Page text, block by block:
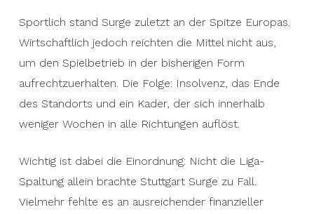
Sportlich stand Surge zuletzt an der Spitze Europas.
Wirtschaftlich jedoch reichten die Mittel nicht aus,
um den Spielbetrieb in der bisherigen Form
aufrechtzuerhalten. Die Folge: Insolvenz, das Ende
des Standorts und ein Kader, der sich innerhalb
weniger Wochen in alle Richtungen auflöst.
Wichtig ist dabei die Einordnung: Nicht die Liga-
Spaltung allein brachte Stuttgart Surge zu Fall.
Vielmehr fehlte es an ausreichender finanzieller